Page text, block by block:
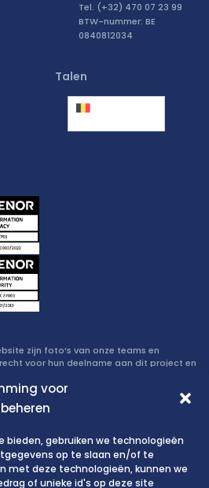
voor
bieden, gebruiken we technologieën
op te slaan en/of te
met deze technologieën, kunnen we
of unieke id's op deze site
Tel. (+32) 470 07 23 99
BTW-nummer: BE
0840812034
Talen
zijn foto’s van onze teams en
voor hun deelname aan dit project en
en privacy
website